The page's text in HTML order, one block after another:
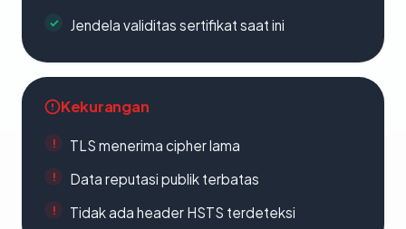
Jendela validitas sertifikat saat ini
Kekurangan
TLS menerima cipher lama
Data reputasi publik terbatas
Tidak ada header HSTS terdeteksi